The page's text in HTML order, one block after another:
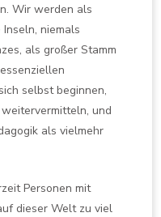
Wir werden als
niemals
als großer Stamm
selbst beginnen,
und
als vielmehr
Personen mit
dieser Welt zu viel